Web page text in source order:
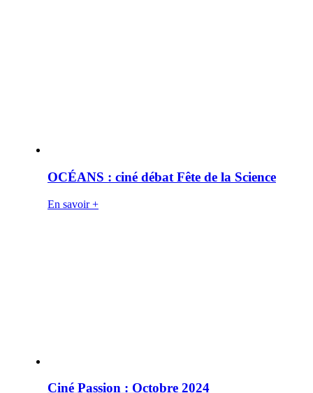
OCÉANS : ciné débat Fête de la Science
En savoir +
Ciné Passion : Octobre 2024